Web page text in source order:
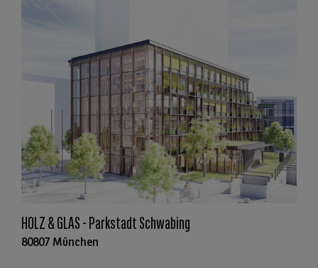
HOLZ & GLAS - Parkstadt Schwabing
80807 München